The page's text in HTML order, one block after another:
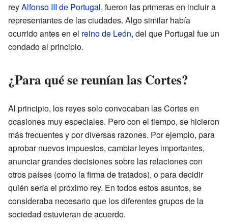
reyAlfonso III de Portugal, fueron las primeras en incluir a
representantes de las ciudades. Algo similar había
ocurrido antes en el reino de León, del que Portugal fue un
condado al principio.
¿Para qué se reunían las Cortes?
Al principio, los reyes solo convocaban las Cortes en
ocasiones muy especiales. Pero con el tiempo, se hicieron
más frecuentes y por diversas razones. Por ejemplo, para
aprobar nuevos impuestos, cambiar leyes importantes,
anunciar grandes decisiones sobre las relaciones con
otros países (como la firma de tratados), o para decidir
quién sería el próximo rey. En todos estos asuntos, se
consideraba necesario que los diferentes grupos de la
sociedad estuvieran de acuerdo.